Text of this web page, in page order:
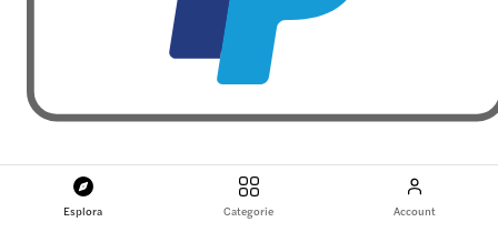
Esplora Categorie Account